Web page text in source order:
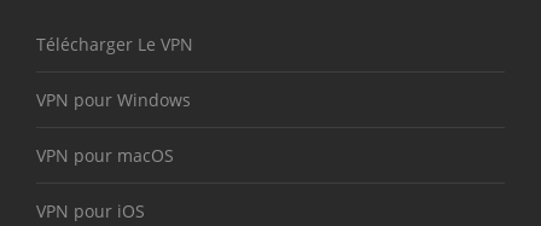
Télécharger Le VPN
VPN pour Windows
VPN pour macOS
VPN pour iOS